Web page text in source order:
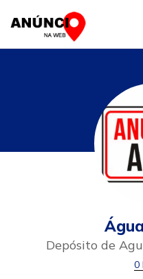
Depósito de
0